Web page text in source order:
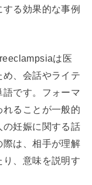
る効果的な事例
は医
、会話やライテ
語です。フォーマ
ることが一般的
の妊娠に関する話
は、相手が理解
、意味を説明す